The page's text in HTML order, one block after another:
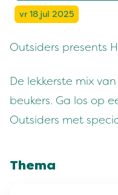
vr 18 jul 2025
Outsiders presents
De lekkerste mix
beukers. Ga los op
Outsiders met
Thema